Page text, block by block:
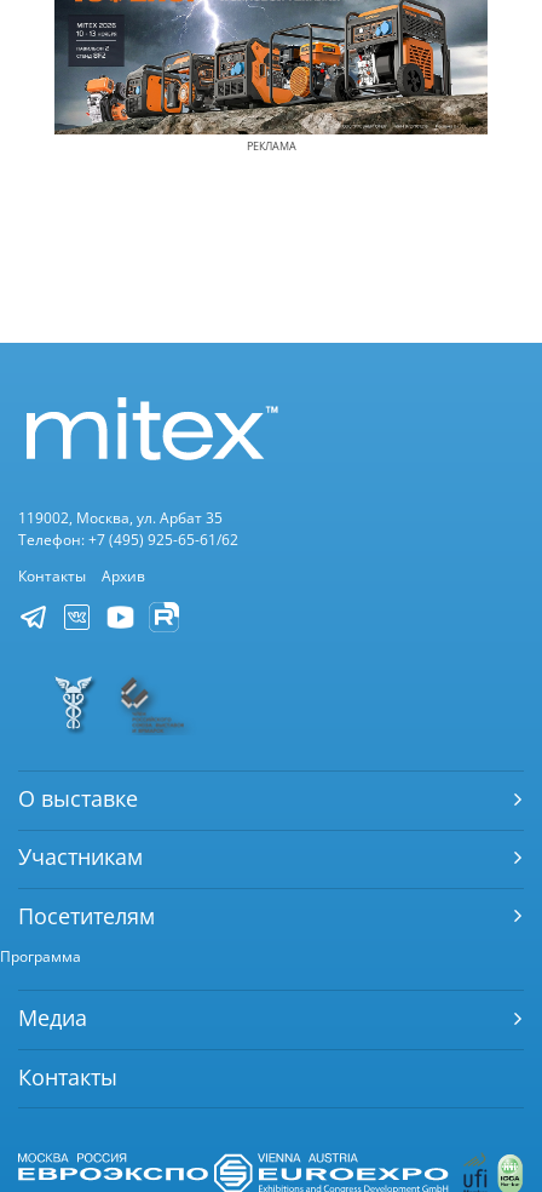
РЕКЛАМА
119002, Москва, ул. Арбат 35
Телефон: +7 (495) 925-65-61/62
Контакты
Архив
О выставке
Участникам
Посетителям
Программа
Медиа
Контакты